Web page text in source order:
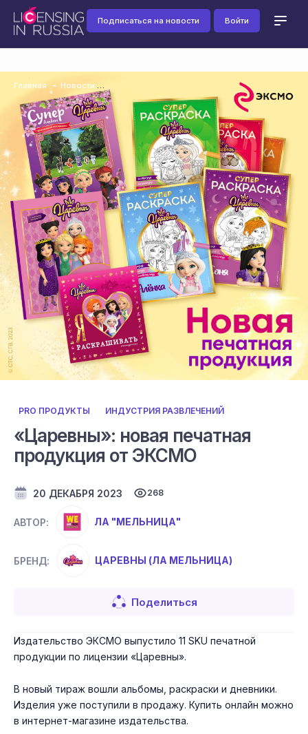
Подписаться на новости Войти
Главная Новости
PRO ПРОДУКТЫ ИНДУСТРИЯ РАЗВЛЕЧЕНИЙ
«Царевны»: новая печатная
продукция от ЭКСМО
20 ДЕКАБРЯ 2023 268
АВТОР: ЛА "МЕЛЬНИЦА"
БРЕНД: ЦАРЕВНЫ (ЛА МЕЛЬНИЦА)
Поделиться
Издательство ЭКСМО выпустило 11 SKU печатной
продукции по лицензии «Царевны».
В новый тираж вошли альбомы, раскраски и дневники.
Изделия уже поступили в продажу. Купить онлайн можно
в интернет-магазине издательства.